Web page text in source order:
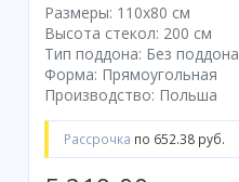
Размеры: 110x80 cм
Высота стекол: 200 см
Тип поддона: Без поддона
Форма: Прямоугольная
Производство: Польша
Рассрочка по 652.38 руб.